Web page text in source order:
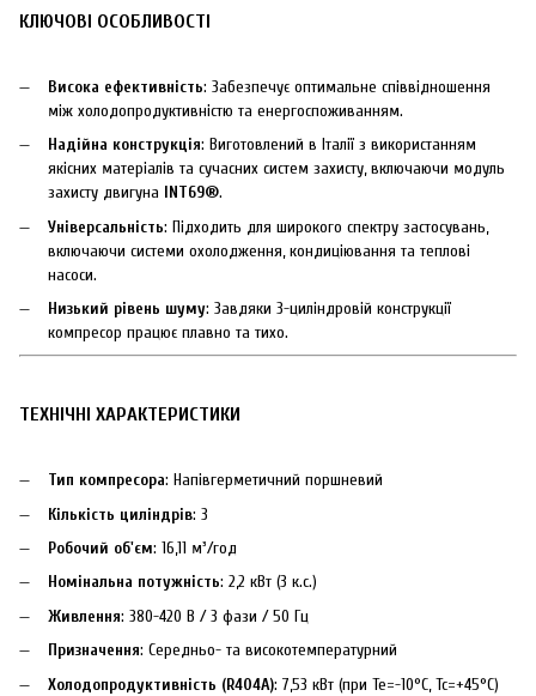
КЛЮЧОВІ ОСОБЛИВОСТІ
Висока ефективність: Забезпечує оптимальне співвідношення
між холодопродуктивністю та енергоспоживанням.
Надійна конструкція: Виготовлений в Італії з використанням
якісних матеріалів та сучасних систем захисту, включаючи модуль
захисту двигуна INT69®.
Універсальність: Підходить для широкого спектру застосувань,
включаючи системи охолодження, кондиціювання та теплові
насоси.
Низький рівень шуму: Завдяки 3-циліндровій конструкції
компресор працює плавно та тихо.
ТЕХНІЧНІ ХАРАКТЕРИСТИКИ
Тип компресора: Напівгерметичний поршневий
Кількість циліндрів: 3
Робочий об'єм: 16,11 м³/год
Номінальна потужність: 2,2 кВт (3 к.с.)
Живлення: 380-420 В / 3 фази / 50 Гц
Призначення: Середньо- та високотемпературний
Холодопродуктивність (R404A): 7,53 кВт (при Te=-10°C, Tc=+45°C)